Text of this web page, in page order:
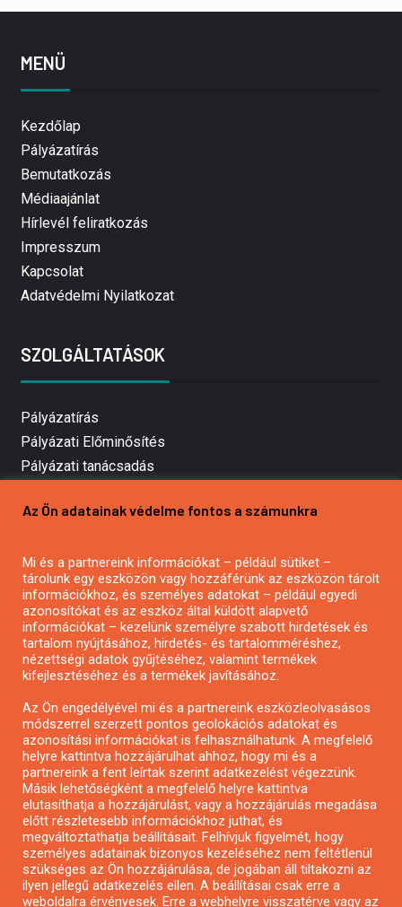
MENÜ
Kezdőlap
Pályázatírás
Bemutatkozás
Médiaajánlat
Hírlevél feliratkozás
Impresszum
Kapcsolat
Adatvédelmi Nyilatkozat
SZOLGÁLTATÁSOK
Pályázatírás
Pályázati Előminősítés
Pályázati tanácsadás
Mezőgazdasági pályázatírás
Pályázatírás civil szervezeteknek
Pályázatírás önkormányzatoknak
Pályázatfigyelés
Specifikus pályázatfigyelés vagy hírlevél
Pályázatok magánszemélyeknek
Pályázatok civil szervezeteknek
Pályázatok vállalkozásoknak
Önkormányzati pályázatok
Mezőgazdasági pályázatok
Falusi turizmus pályázatok
Napelem pályázatok
Az Ön adatainak védelme fontos a számunkra
Mi és a partnereink információkat – például sütiket –
tárolunk egy eszközön vagy hozzáférünk az eszközön tárolt
információkhoz, és személyes adatokat – például egyedi
azonosítókat és az eszköz által küldött alapvető
információkat – kezelünk személyre szabott hirdetések és
tartalom nyújtásához, hirdetés- és tartalomméréshez,
nézettségi adatok gyűjtéséhez, valamint termékek
kifejlesztéséhez és a termékek javításához.
Az Ön engedélyével mi és a partnereink eszközleolvasásos
módszerrel szerzett pontos geolokációs adatokat és
azonosítási információkat is felhasználhatunk. A megfelelő
helyre kattintva hozzájárulhat ahhoz, hogy mi és a
partnereink a fent leírtak szerint adatkezelést végezzünk.
Másik lehetőségként a megfelelő helyre kattintva
elutasíthatja a hozzájárulást, vagy a hozzájárulás megadása
előtt részletesebb információkhoz juthat, és
megváltoztathatja beállításait. Felhívjuk figyelmét, hogy
személyes adatainak bizonyos kezeléséhez nem feltétlenül
szükséges az Ön hozzájárulása, de jogában áll tiltakozni az
ilyen jellegű adatkezelés ellen. A beállításai csak erre a
weboldalra érvényesek. Erre a webhelyre visszatérve vagy az